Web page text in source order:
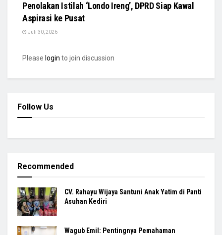
Penolakan Istilah ‘Londo Ireng’, DPRD Siap Kawal
Aspirasi ke Pusat
Juli 30, 2026
Please login to join discussion
Follow Us
Recommended
CV. Rahayu Wijaya Santuni Anak Yatim di Panti
Asuhan Kediri
Wagub Emil: Pentingnya Pemahaman